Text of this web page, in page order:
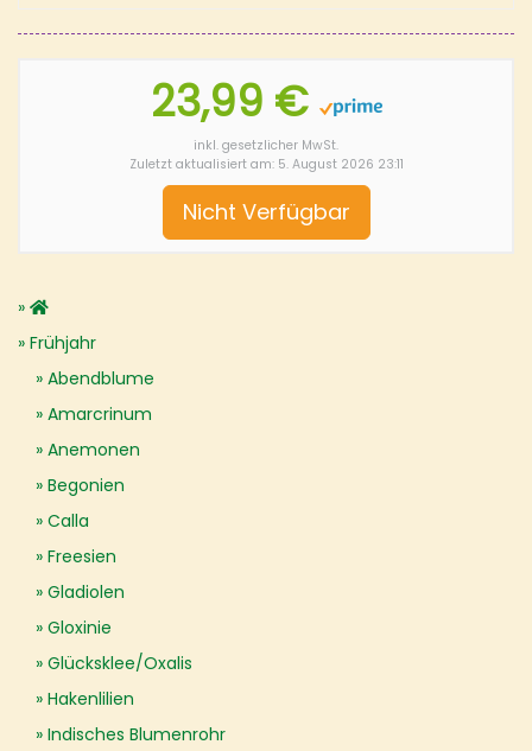
23,99 €
inkl. gesetzlicher MwSt.
Zuletzt aktualisiert am: 5. August 2026 23:11
Nicht Verfügbar
Frühjahr
Abendblume
Amarcrinum
Anemonen
Begonien
Calla
Freesien
Gladiolen
Gloxinie
Glücksklee/Oxalis
Hakenlilien
Indisches Blumenrohr